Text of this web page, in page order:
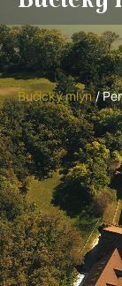
Bučický
Bučický mlýn/